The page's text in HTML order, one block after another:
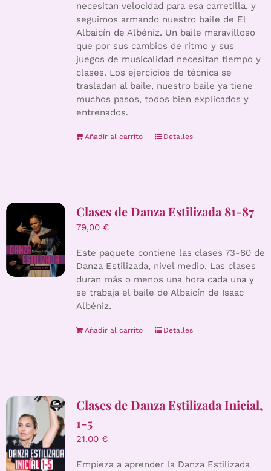
necesitan velocidad para esa carretilla, y
seguimos armando nuestro baile de El
Albaicín de Albéniz. Un baile maravilloso
que por sus cambios de ritmo y sus
juegos de musicalidad necesitan tiempo y
clases. Los ejercicios de técnica se
trasladan al baile, nuestro baile ya tiene
muchos pasos, todos bien explicados y
entrenados.
Añadir al carrito Detalles
Clases de Danza Estilizada 81-87
79,00 €
Este paquete contiene las clases 73-80 de
Danza Estilizada, nivel medio. Las clases
duran más o menos una hora cada una y
se trabaja el baile de Albaicín de Isaac
Albéniz.
Añadir al carrito Detalles
Clases de Danza Estilizada Inicial,
1-5
21,00 €
Empieza a aprender la Danza Estilizada